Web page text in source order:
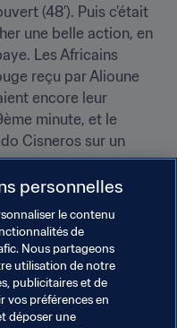
(48’). Puis c’était
une belle action, en
Les Africains
reçu par Alioune
encore leur
minute, et le
Cisneros sur un
à Souleymane
du Sénégal, le jeune
1er juin, à Incheon,
à l’ombre
personnelles
le contenu
de
Nous partageons
utilisation de notre
publicitaires et de
vos préférences en
déposer une